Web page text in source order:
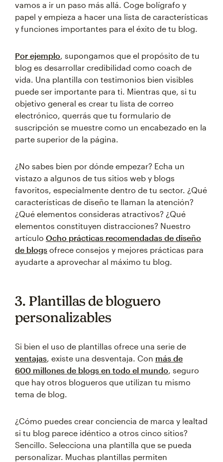
vamos a ir un paso más allá. Coge bolígrafo y
papel y empieza a hacer una lista de características
y funciones importantes para el éxito de tu blog.
Por ejemplo, supongamos que el propósito de tu
blog es desarrollar credibilidad como coach de
vida. Una plantilla con testimonios bien visibles
puede ser importante para ti. Mientras que, si tu
objetivo general es crear tu lista de correo
electrónico, querrás que tu formulario de
suscripción se muestre como un encabezado en la
parte superior de la página.
¿No sabes bien por dónde empezar? Echa un
vistazo a algunos de tus sitios web y blogs
favoritos, especialmente dentro de tu sector. ¿Qué
características de diseño te llaman la atención?
¿Qué elementos consideras atractivos? ¿Qué
elementos constituyen distracciones? Nuestro
artículo Ocho prácticas recomendadas de diseño
de blogs ofrece consejos y mejores prácticas para
ayudarte a aprovechar al máximo tu blog.
3. Plantillas de bloguero
personalizables
Si bien el uso de plantillas ofrece una serie de
ventajas, existe una desventaja. Con más de
600 millones de blogs en todo el mundo, seguro
que hay otros blogueros que utilizan tu mismo
tema de blog.
¿Cómo puedes crear conciencia de marca y lealtad
si tu blog parece idéntico a otros cinco sitios?
Sencillo. Selecciona una plantilla que se pueda
personalizar. Muchas plantillas permiten